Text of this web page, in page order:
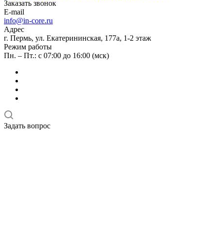
Заказать звонок
E-mail
info@in-core.ru
Адрес
г. Пермь, ул. ​Екатерининская, 177а, ​1-2 этаж
Режим работы
Пн. – Пт.: с 07:00 до 16:00 (мск)
Задать вопрос